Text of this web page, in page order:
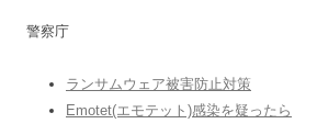
警察庁
ランサムウェア被害防止対策
Emotet(エモテット)感染を疑ったら